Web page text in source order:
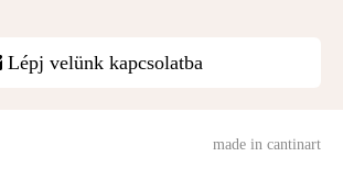
Lépj velünk kapcsolatba
made in cantinart